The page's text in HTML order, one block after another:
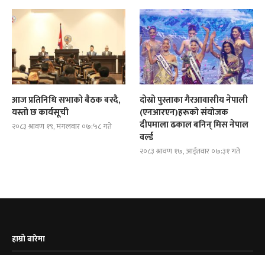
आज प्रतिनिधि सभाको बैठक बस्दै,
यस्तो छ कार्यसूची
२०८३ श्रावण १९, मंगलवार ०७:५८ गते
दोस्रो पुस्ताका गैरआवासीय नेपाली
(एनआरएन)हरूको संयोजक
दीपमाला ढकाल बनिन् मिस नेपाल
वर्ल्ड
२०८३ श्रावण १७, आईतवार ०७:३१ गते
हाम्रो बारेमा